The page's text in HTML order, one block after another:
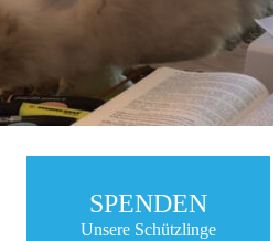
SPENDEN
Unsere Schützlinge